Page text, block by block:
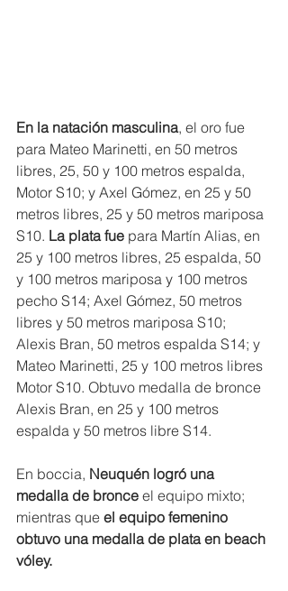
En la natación masculina, el oro fue
para Mateo Marinetti, en 50 metros
libres, 25, 50 y 100 metros espalda,
Motor S10; y Axel Gómez, en 25 y 50
metros libres, 25 y 50 metros mariposa
S10. La plata fue para Martín Alias, en
25 y 100 metros libres, 25 espalda, 50
y 100 metros mariposa y 100 metros
pecho S14; Axel Gómez, 50 metros
libres y 50 metros mariposa S10;
Alexis Bran, 50 metros espalda S14; y
Mateo Marinetti, 25 y 100 metros libres
Motor S10. Obtuvo medalla de bronce
Alexis Bran, en 25 y 100 metros
espalda y 50 metros libre S14.
En boccia, Neuquén logró una
medalla de bronce el equipo mixto;
mientras que el equipo femenino
obtuvo una medalla de plata en beach
vóley.